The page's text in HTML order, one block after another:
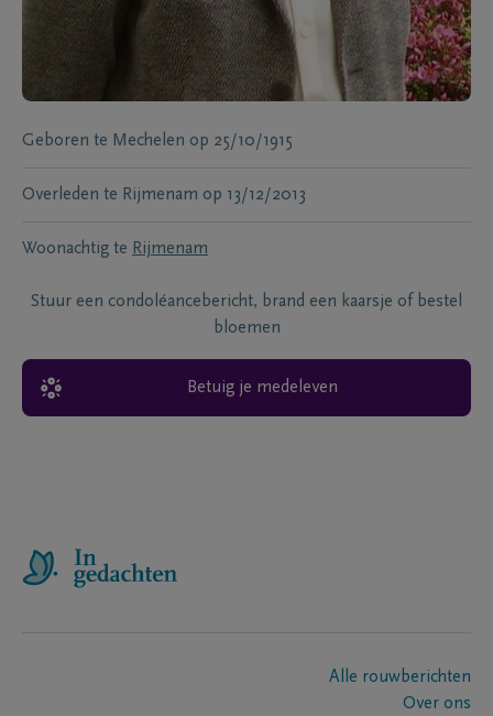
Geboren te Mechelen op 25/10/1915
Overleden te Rijmenam op 13/12/2013
Woonachtig te Rijmenam
Stuur een condoléancebericht, brand een kaarsje of bestel
bloemen
Betuig je medeleven
Alle rouwberichten
Over ons